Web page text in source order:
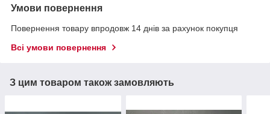
Умови повернення
Повернення товару впродовж 14 днів за рахунок покупця
Всі умови повернення
З цим товаром також замовляють